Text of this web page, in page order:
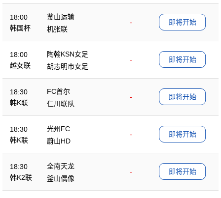
18:00
韩国杯
釜山运输
-
机张联
即将开始
18:00
越女联
陶翰KSN女足
-
胡志明市女足
即将开始
18:30
韩K联
FC首尔
-
仁川联队
即将开始
18:30
韩K联
光州FC
-
蔚山HD
即将开始
18:30
韩K2联
全南天龙
-
釜山偶像
即将开始